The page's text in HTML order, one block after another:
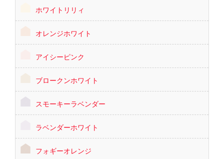
ホワイトリリィ
オレンジホワイト
アイシーピンク
ブロークンホワイト
スモーキーラベンダー
ラベンダーホワイト
フォギーオレンジ